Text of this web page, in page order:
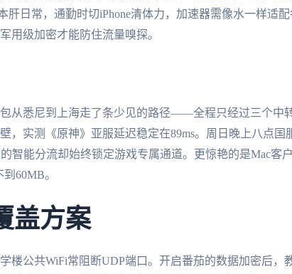
肝日常，通勤时切iPhone清体力，加速器需像水一样适配
用级加密才能防住流量嗅探。
从悉尼到上海走了条少见的路径——全程只经过三个中
，实测《原神》亚服延迟稳定在89ms。周日晚上八点国
智能分流却始终锁定游戏专属通道。更惊艳的是Mac客
60MB。
盖方案
楼公共WiFi常阻断UDP端口。开启番茄的数据加密后，